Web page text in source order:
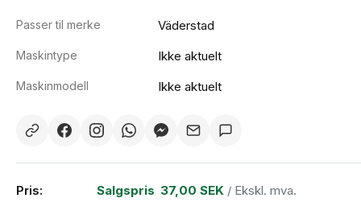
Passer til merke Väderstad
Maskintype Ikke aktuelt
Maskinmodell Ikke aktuelt
Pris: Salgspris 37,00 SEK / Ekskl. mva.